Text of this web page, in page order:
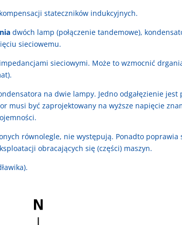
stateczników indukcyjnych.
dwóch lamp (połączenie tandemowe),
sieciowemu.
sieciowymi. Może to wzmocnić
na dwie lampy. Jedno odgałęzienie jest
musi być zaprojektowany na wyższe napięcie
równolegle, nie występują. Ponadto
obracających się (części) maszyn.